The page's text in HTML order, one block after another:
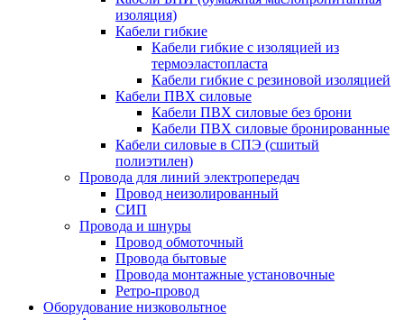
изоляция)
Кабели гибкие
Кабели гибкие с изоляцией из
термоэластопласта
Кабели гибкие с резиновой изоляцией
Кабели ПВХ силовые
Кабели ПВХ силовые без брони
Кабели ПВХ силовые бронированные
Кабели силовые в СПЭ (сшитый
полиэтилен)
Провода для линий электропередач
Провод неизолированный
СИП
Провода и шнуры
Провод обмоточный
Провода бытовые
Провода монтажные установочные
Ретро-провод
Оборудование низковольтное